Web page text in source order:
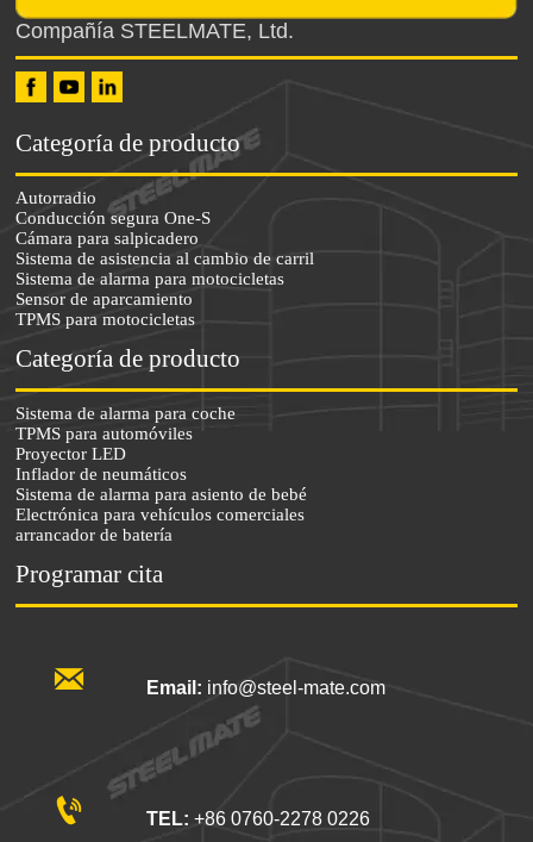
Compañía STEELMATE, Ltd.
Categoría de producto
Autorradio
Conducción segura One-S
Cámara para salpicadero
Sistema de asistencia al cambio de carril
Sistema de alarma para motocicletas
Sensor de aparcamiento
TPMS para motocicletas
Categoría de producto
Sistema de alarma para coche
TPMS para automóviles
Proyector LED
Inflador de neumáticos
Sistema de alarma para asiento de bebé
Electrónica para vehículos comerciales
arrancador de batería
Programar cita
 Email: info@steel-mate.com
 TEL: +86 0760-2278 0226